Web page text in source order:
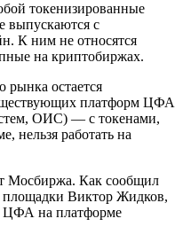
токенизированные
выпускаются с
К ним не относятся
на криптобиржах.
рынка остается
платформ ЦФА
ОИС) — с токенами,
нельзя работать на
Мосбиржа. Как сообщил
площадки Виктор Жидков,
ЦФА на платформе